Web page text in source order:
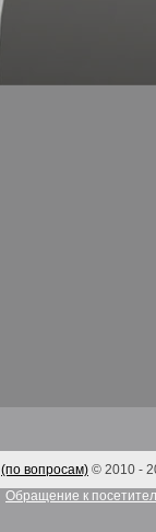
(по вопросам) © 2010 -
Обращение к